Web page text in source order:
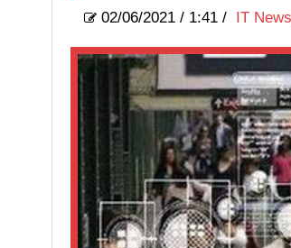
02/06/2021/ 1:41 / IT News